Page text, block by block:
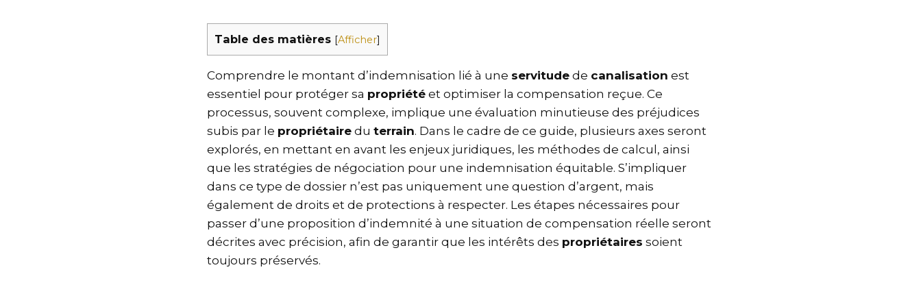
Table des matières [Afficher]
Comprendre le montant d’indemnisation lié à une servitude de canalisation est
essentiel pour protéger sa propriété et optimiser la compensation reçue. Ce
processus, souvent complexe, implique une évaluation minutieuse des préjudices
subis par le propriétaire du terrain. Dans le cadre de ce guide, plusieurs axes seront
explorés, en mettant en avant les enjeux juridiques, les méthodes de calcul, ainsi
que les stratégies de négociation pour une indemnisation équitable. S’impliquer
dans ce type de dossier n’est pas uniquement une question d’argent, mais
également de droits et de protections à respecter. Les étapes nécessaires pour
passer d’une proposition d’indemnité à une situation de compensation réelle seront
décrites avec précision, afin de garantir que les intérêts des propriétaires soient
toujours préservés.